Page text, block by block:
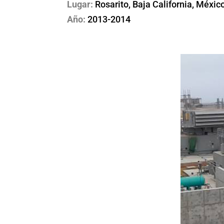
Lugar: Rosarito, Baja California,
Año:2013-2014